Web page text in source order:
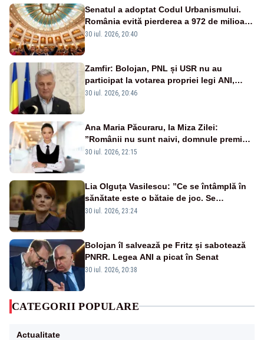
Senatul a adoptat Codul Urbanismului.
România evită pierderea a 972 de milioane
de euro din PNRR
30 iul. 2026, 20:40
Zamfir: Bolojan, PNL și USR nu au
participat la votarea propriei legi ANI,
scoțându-și cartelele
30 iul. 2026, 20:46
Ana Maria Păcuraru, la Miza Zilei:
”Românii nu sunt naivi, domnule premier
Bolojan”
30 iul. 2026, 22:15
Lia Olguța Vasilescu: ”Ce se întâmplă în
sănătate este o bătaie de joc. Se
guvernează extraordinar de prost”
30 iul. 2026, 23:24
Bolojan îl salvează pe Fritz și sabotează
PNRR. Legea ANI a picat în Senat
30 iul. 2026, 20:38
CATEGORII POPULARE
Actualitate